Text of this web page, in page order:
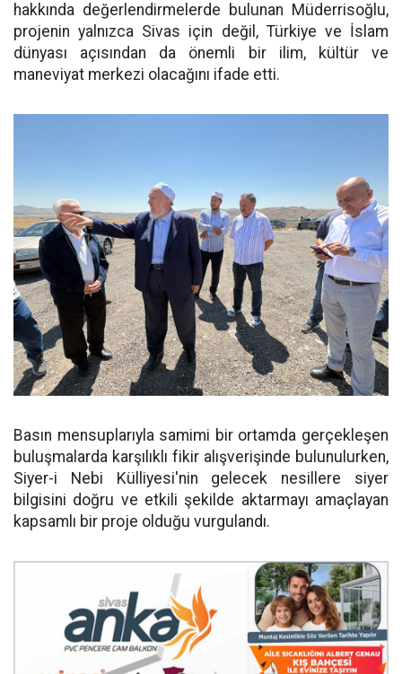
hakkında değerlendirmelerde bulunan Müderrisoğlu,
projenin yalnızca Sivas için değil, Türkiye ve İslam
dünyası açısından da önemli bir ilim, kültür ve
maneviyat merkezi olacağını ifade etti.
Basın mensuplarıyla samimi bir ortamda gerçekleşen
buluşmalarda karşılıklı fikir alışverişinde bulunulurken,
Siyer-i Nebi Külliyesi'nin gelecek nesillere siyer
bilgisini doğru ve etkili şekilde aktarmayı amaçlayan
kapsamlı bir proje olduğu vurgulandı.